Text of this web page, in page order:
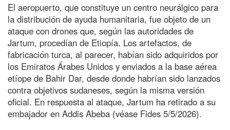
El aeropuerto, que constituye un centro neurálgico para
la distribución de ayuda humanitaria, fue objeto de un
ataque con drones que, según las autoridades de
Jartum, procedían de Etiopía. Los artefactos, de
fabricación turca, al parecer, habían sido adquiridos por
los Emiratos Árabes Unidos y enviados a la base aérea
etíope de Bahir Dar, desde donde habrían sido lanzados
contra objetivos sudaneses, según la misma versión
oficial. En respuesta al ataque, Jartum ha retirado a su
embajador en Addis Abeba (véase Fides 5/5/2026).